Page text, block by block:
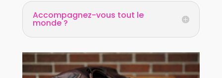
Accompagnez-vous tout le
monde ?